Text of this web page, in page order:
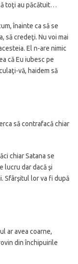
toţi au păcătuit…
înainte ca să se
să credeţi. Nu voi mai
El n-are nimic
că Eu iubesc pe
vă, haidem să
să contrafacă chiar
chiar Satana se
lucru dar dacă şi
Sfârşitul lor va fi după
ar avea coarne,
din închipuirile